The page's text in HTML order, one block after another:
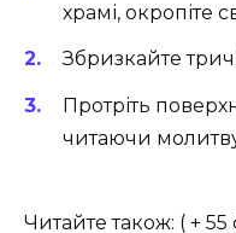
храмі, окропіте
Збризкайте
Протріть
читаючи
Читайте також: ( + 55